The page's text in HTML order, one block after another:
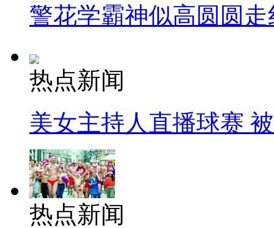
警花学霸神似高圆圆走
热点新闻
美女主持人直播球赛
热点新闻